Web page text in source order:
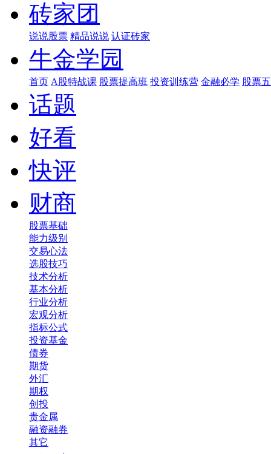
砖家团
说说股票 精品说说 认证砖家
牛金学园
首页 A股特战课 股票提高班 投资训练营 金融必学 股票
话题
好看
快评
财商
股票基础
能力级别
交易心法
选股技巧
技术分析
基本分析
行业分析
宏观分析
指标公式
投资基金
债券
期货
外汇
期权
创投
贵金属
融资融券
其它